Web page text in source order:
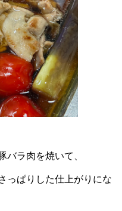
バラ肉を焼いて、
っぱりした仕上がりにな